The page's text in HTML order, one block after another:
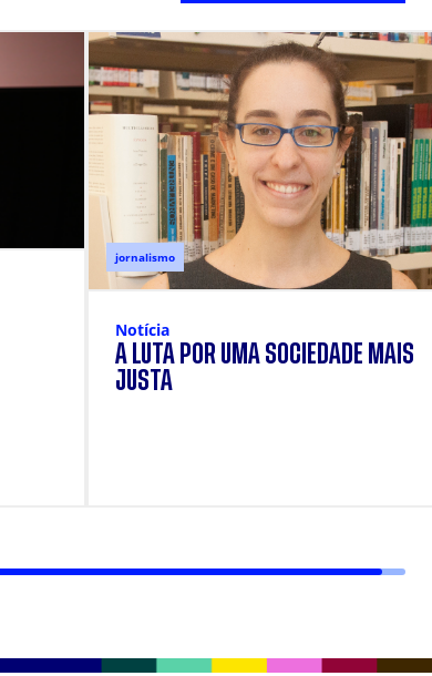
jornalismo
Notícia
A LUTA POR UMA SOCIEDADE MAIS
JUSTA